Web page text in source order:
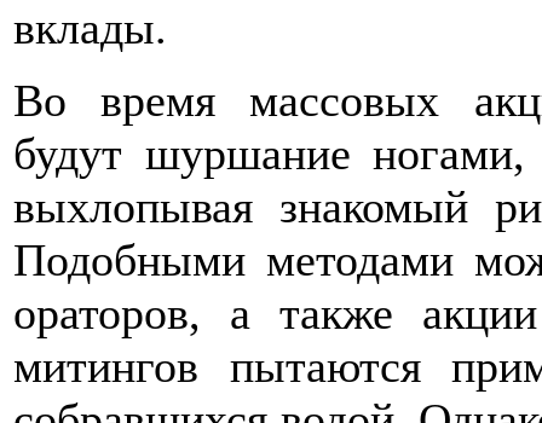
вклады.
Во время массовых
будут шуршание
выхлопывая знакомый
Подобными методами
ораторов, а также
митингов пытаются